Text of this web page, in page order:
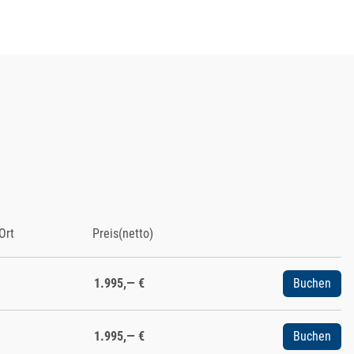
Ort Preis(netto)
1.995,— € Buchen
1.995,— € Buchen